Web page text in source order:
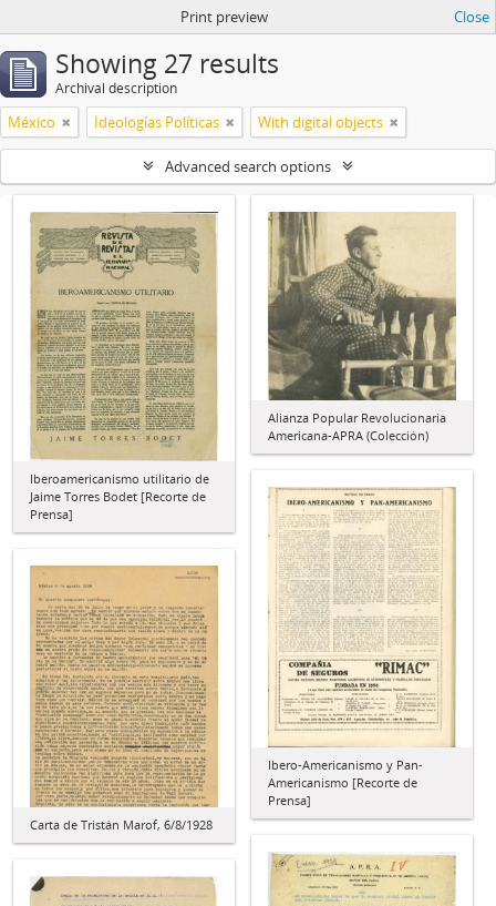
Print preview Close
Showing 27 results
Archival description
México Ideologías Políticas With digital objects
Advanced search options
Iberoamericanismo utilitario de
Jaime Torres Bodet [Recorte de
Prensa]
Alianza Popular Revolucionaria
Americana-APRA (Colección)
Ibero-Americanismo y Pan-
Americanismo [Recorte de
Prensa]
Carta de Tristán Marof, 6/8/1928